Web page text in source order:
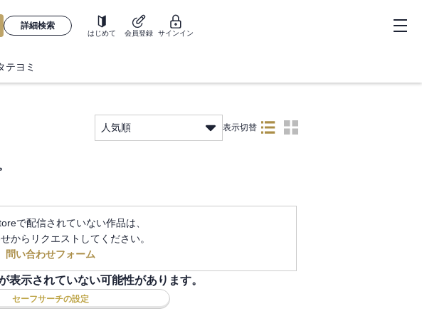
詳細検索
はじめて 会員登録 サインイン
テヨミ
人気順 表示切替
で配信されていない作品は、
からリクエストしてください。
問い合わせフォーム
表示されていない可能性があります。
セーフサーチの設定